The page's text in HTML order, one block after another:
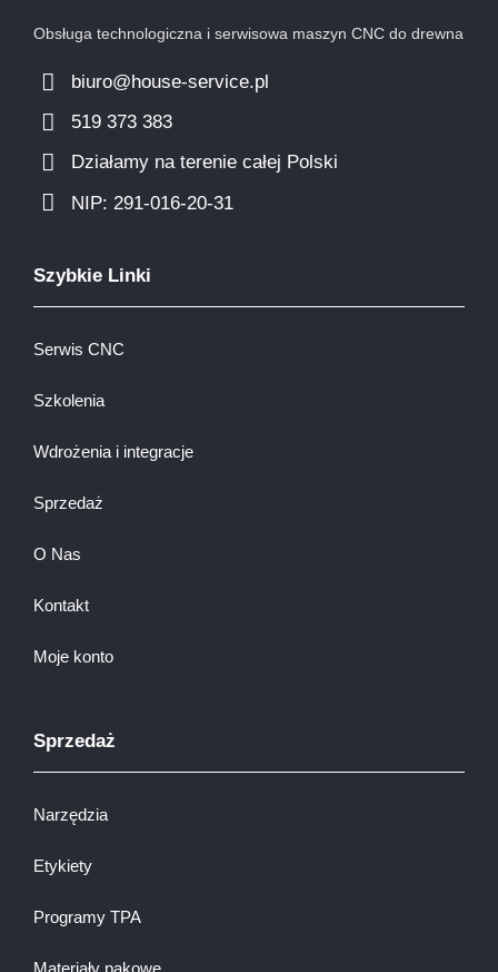
Obsługa technologiczna i serwisowa maszyn CNC do drewna
biuro@house-service.pl
519 373 383
Działamy na terenie całej Polski
NIP: 291-016-20-31​
Szybkie Linki
Serwis CNC
Szkolenia
Wdrożenia i integracje
Sprzedaż
O Nas
Kontakt
Moje konto
Sprzedaż
Narzędzia
Etykiety
Programy TPA
Materiały pakowe